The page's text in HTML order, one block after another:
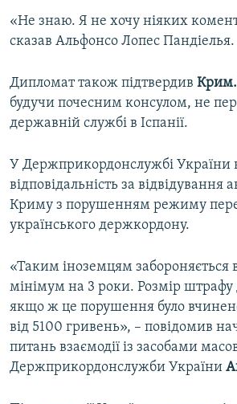
«Не знаю. Я не хочу ніяких
сказав Альфонсо Лопес Пандіелья.
Дипломат також підтвердив
будучи почесним консулом, не
державній службі в Іспанії.
У Держприкордонслужбі України
відповідальність за відвідування
Криму з порушенням режиму
українського держкордону.
«Таким іноземцям забороняється
мінімум на 3 роки. Розмір штрафу
якщо ж це порушення було
від 5100 гривень», – повідомив
питань взаємодії із засобами
Держприкордонслужби України